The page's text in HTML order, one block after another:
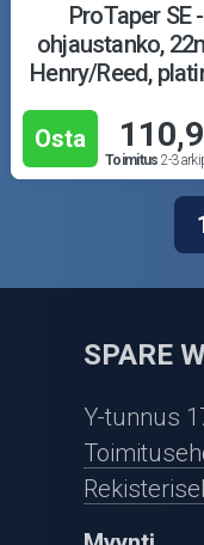
ProTaper SE -
ohjaustanko,
Henry/Reed,
Osta
Toimitus 2-3
SPARE
Y-tunnus